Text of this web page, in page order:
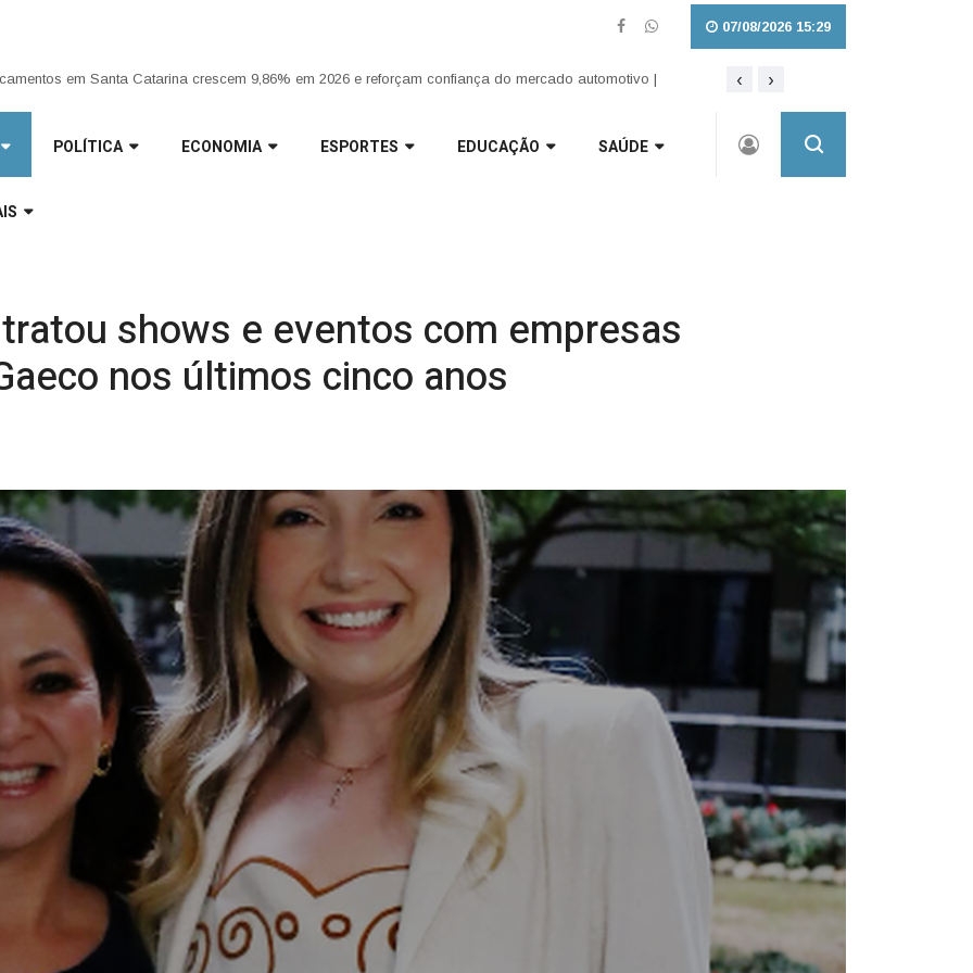
07/08/2026 15:29
da Penha completa 20 anos entre avanços e desafios | Lei amplia punição a crimes
‹ ›
POLÍTICA ECONOMIA ESPORTES EDUCAÇÃO SAÚDE
shows e eventos com empresas
nos últimos cinco anos